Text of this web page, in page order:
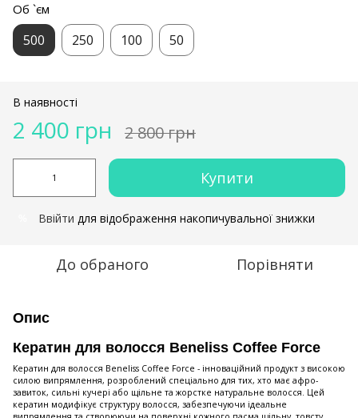
Об `єм
500 250 100 50
В наявності
2 400 грн 2 800 грн
Купити
Ввійти для відображення накопичувальної знижки
До обраного Порівняти
Опис
Кератин для волосся Beneliss Coffee Force
Кератин для волосся Beneliss Coffee Force - інноваційний продукт з високою
силою випрямлення, розроблений спеціально для тих, хто має афро-
завиток, сильні кучері або щільне та жорстке натуральне волосся. Цей
кератин модифікує структуру волосся, забезпечуючи ідеальне